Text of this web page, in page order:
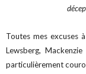
Toutes mes excuses
Lewsberg,
particulièrement